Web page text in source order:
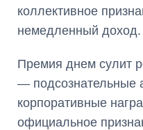
коллективное
немедленный доход.
Премия днем сулит
—
корпоративные
официальное